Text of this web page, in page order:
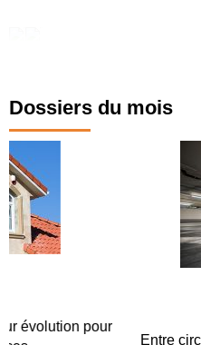
Dossiers du mois
Parking
Entre circulation,